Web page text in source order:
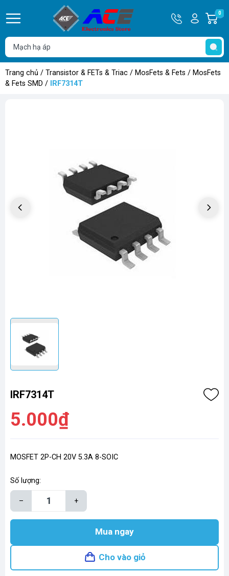
Hotline
0932
762514
Tài
khoản
Hello,
Khách
0
Trang chủ / Transistor & FETs & Triac / MosFets & Fets / MosFets
& Fets SMD / IRF7314T
IRF7314T
5.000₫
MOSFET 2P-CH 20V 5.3A 8-SOIC
Số lượng:
– +
Mua ngay
Cho vào giỏ